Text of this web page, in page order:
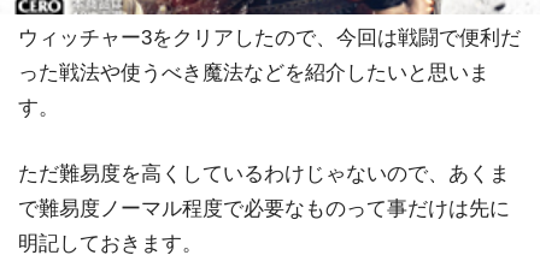
ウィッチャー3をクリアしたので、今回は戦闘で便利だ
った戦法や使うべき魔法などを紹介したいと思いま
す。
ただ難易度を高くしているわけじゃないので、あくま
で難易度ノーマル程度で必要なものって事だけは先に
明記しておきます。